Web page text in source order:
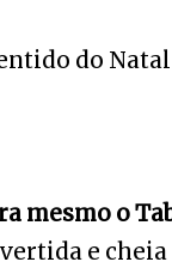
do
mesmo o
e cheia